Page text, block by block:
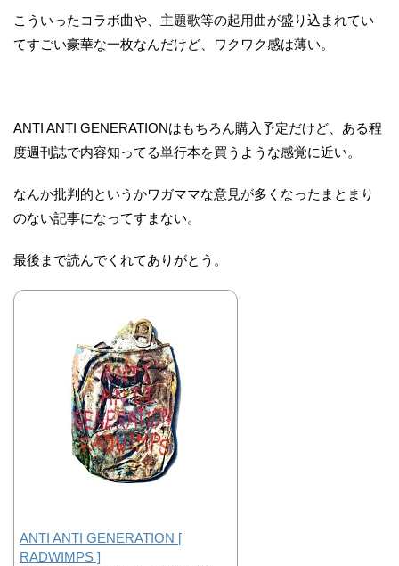
こういったコラボ曲や、主題歌等の起用曲が盛り込まれてい
てすごい豪華な一枚なんだけど、ワクワク感は薄い。
ANTI ANTI GENERATIONはもちろん購入予定だけど、ある程
度週刊誌で内容知ってる単行本を買うような感覚に近い。
なんか批判的というかワガママな意見が多くなったまとまり
のない記事になってすまない。
最後まで読んでくれてありがとう。
ANTI ANTI GENERATION [
RADWIMPS ]